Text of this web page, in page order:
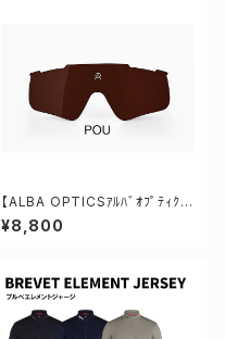
【ALBA OPTICSｱﾙﾊﾞｵﾌﾟﾃｨｸ
ｽ】 VZUM A-LENS VZUM PO
U (DELTA)
¥8,800